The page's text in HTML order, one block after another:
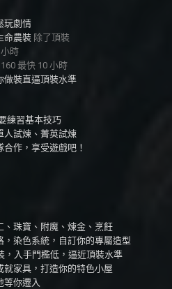
玩劇情
命農裝 除了頂裝
時
最快 10 小時
做裝直逼頂裝水準
練習基本技巧
人試煉、菁英試煉
作，享受遊戲吧！
、珠寶、附魔、煉金、烹飪
染色系統，自訂你的專屬造型
，入手門檻低，逼近頂裝水準
就家具，打造你的特色小屋
等你遷入